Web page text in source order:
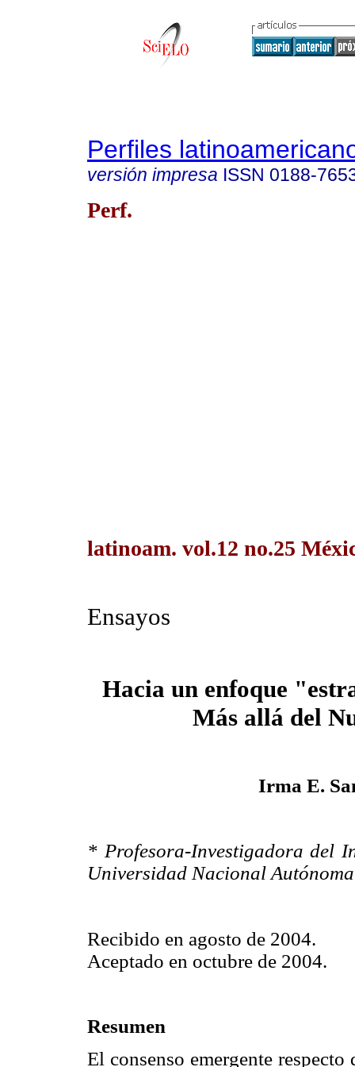
Perfiles
versión impresa ISSN 0188-
Perf.
latinoam. vol.12 no.25
Ensayos
Hacia un enfoque
Más allá del
Irma E.
* Profesora-Investigadora del
Universidad Nacional
Recibido en agosto de 2004.
Aceptado en octubre de 2004.
Resumen
El consenso emergente